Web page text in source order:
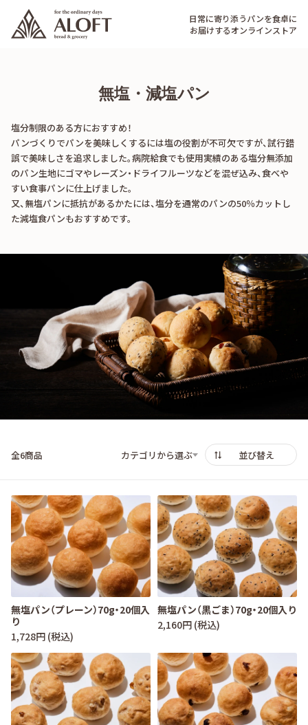
日常に寄り添うパンを食卓に
お届けするオンラインストア
無塩・減塩パン
塩分制限のある方におすすめ！
パンづくりでパンを美味しくするには塩の役割が不可欠ですが、試行錯
誤で美味しさを追求しました。病院給食でも使用実績のある塩分無添加
のパン生地にゴマやレーズン・ドライフルーツなどを混ぜ込み、食べや
すい食事パンに仕上げました。
又、無塩パンに抵抗があるかたには、塩分を通常のパンの50％カットし
た減塩食パンもおすすめです。
全6商品 並び替え
無塩パン（プレーン）70g・20個入
り
1,728円 (税込)
無塩パン（黒ごま）70g・20個入り
2,160円 (税込)